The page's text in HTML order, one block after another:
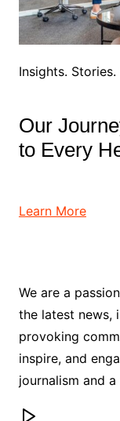
Insights.
Our
to Every
Learn More
We are a
the latest news,
provoking
inspire, and
journalism and